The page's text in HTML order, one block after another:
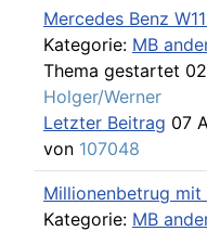
Mercedes Benz
Kategorie: MB
Thema gestartet
Holger/Werner
Letzter Beitrag 07
von 107048
Millionenbetrug
Kategorie: MB